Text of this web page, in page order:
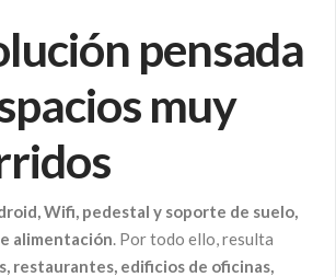
pensada
muy
Wifi, pedestal y soporte de suelo,
alimentación . Por todo ello, resulta
restaurantes, edificios de oficinas,